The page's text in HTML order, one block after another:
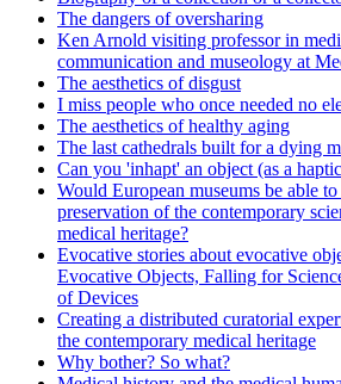
The dangers of oversharing
Ken Arnold visiting professor in
communication and museology at
The aesthetics of disgust
I miss people who once needed no
The aesthetics of healthy aging
The last cathedrals built for a dying
Can you 'inhapt' an object (as a
Would European museums be able
preservation of the contemporary
medical heritage?
Evocative stories about evocative
Evocative Objects, Falling for
of Devices
Creating a distributed curatorial
the contemporary medical heritage
Why bother? So what?